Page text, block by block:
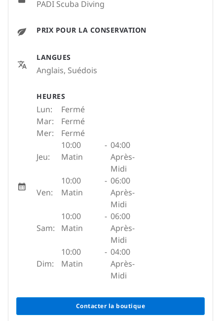
PADI Scuba Diving
PRIX POUR LA CONSERVATION
LANGUES
Anglais, Suédois
HEURES
Lun:
Fermé
Mar:
Fermé
Mer:
Fermé
Jeu:
10:00
Matin
- 04:00
Après-
Midi
Ven:
10:00
Matin
- 06:00
Après-
Midi
Sam:
10:00
Matin
- 06:00
Après-
Midi
Dim:
10:00
Matin
- 04:00
Après-
Midi
Contacter la boutique